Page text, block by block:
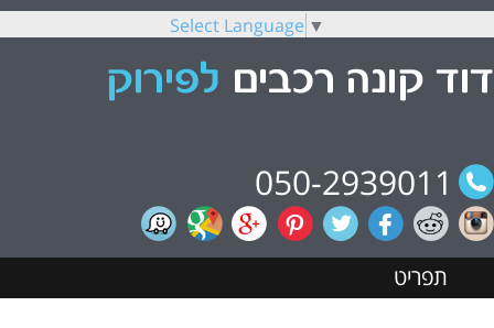
Select Language ▼
050-2939011
תפריט